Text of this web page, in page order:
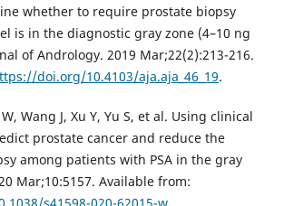
whether to require prostate biopsy
is in the diagnostic gray zone (4–10 ng
of Andrology. 2019 Mar;22(2):213-216.
doi.org/10.4103/aja.aja_46_19.
Wang J, Xu Y, Yu S, et al. Using clinical
prostate cancer and reduce the
among patients with PSA in the gray
Mar;10:5157. Available from: